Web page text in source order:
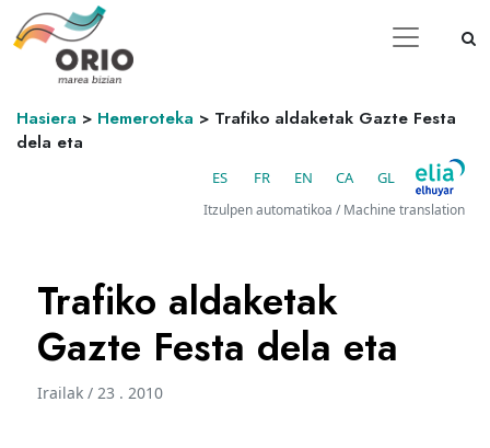
Hasiera > Hemeroteka > Trafiko aldaketak Gazte Festa
dela eta
ES FR EN CA GL
Itzulpen automatikoa / Machine translation
Trafiko aldaketak
Gazte Festa dela eta
Irailak / 23 . 2010